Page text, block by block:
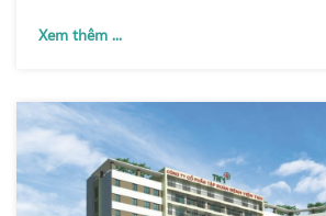
Xem thêm ...